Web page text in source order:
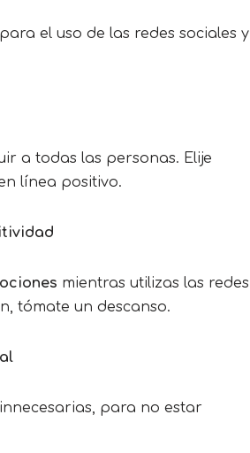
el uso de las redes sociales y
a todas las personas. Elije
línea positivo.
mientras utilizas las redes
tómate un descanso.
para no estar